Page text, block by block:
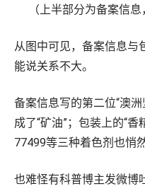
（上半部分为备案信
从图中可见，备案信息与
能说关系不大。
备案信息写的第二位“澳
成了“矿油”；包装上的“
77499等三种着色剂也悄
也难怪有科普博主发微博